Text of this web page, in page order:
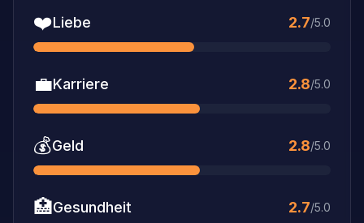
❤️Liebe 2.7/5.0
💼Karriere 2.8/5.0
💰Geld 2.8/5.0
🏥Gesundheit 2.7/5.0